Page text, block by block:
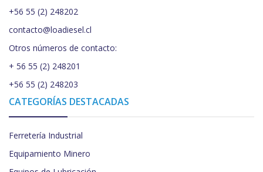
+56 55 (2) 248202
contacto@loadiesel.cl
Otros números de contacto:
+ 56 55 (2) 248201
+56 55 (2) 248203
CATEGORÍAS DESTACADAS
Ferretería Industrial
Equipamiento Minero